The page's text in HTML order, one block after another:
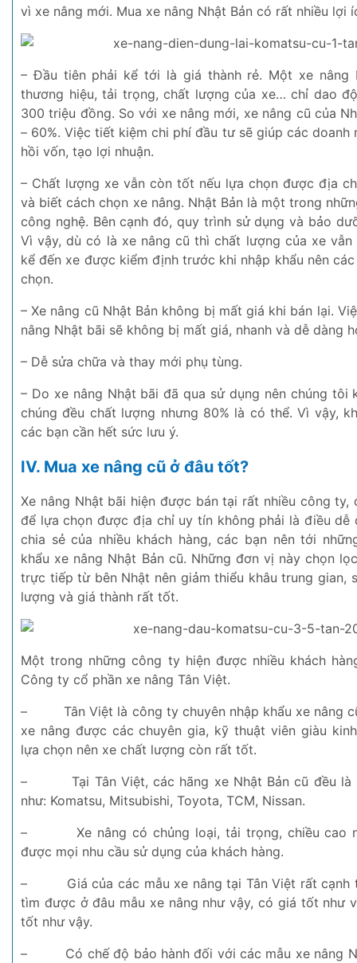
vì xe nâng mới. Mua xe nâng Nhật Bản có rất nhiều lợi
– Đầu tiên phải kể tới là giá thành rẻ. Một xe nâng
thương hiệu, tải trọng, chất lượng của xe… chỉ dao
300 triệu đồng. So với xe nâng mới, xe nâng cũ của
– 60%. Việc tiết kiệm chi phí đầu tư sẽ giúp các doanh
hồi vốn, tạo lợi nhuận.
– Chất lượng xe vẫn còn tốt nếu lựa chọn được địa
và biết cách chọn xe nâng. Nhật Bản là một trong
công nghệ. Bên cạnh đó, quy trình sử dụng và bảo
Vì vậy, dù có là xe nâng cũ thì chất lượng của xe
kể đến xe được kiểm định trước khi nhập khẩu nên
chọn.
– Xe nâng cũ Nhật Bản không bị mất giá khi bán lại.
nâng Nhật bãi sẽ không bị mất giá, nhanh và dễ dàng
– Dễ sửa chữa và thay mới phụ tùng.
– Do xe nâng Nhật bãi đã qua sử dụng nên chúng tôi
chúng đều chất lượng nhưng 80% là có thể. Vì vậy,
các bạn cần hết sức lưu ý.
IV. Mua xe nâng cũ ở đâu tốt?
Xe nâng Nhật bãi hiện được bán tại rất nhiều công ty,
để lựa chọn được địa chỉ uy tín không phải là điều dễ
chia sẻ của nhiều khách hàng, các bạn nên tới
khẩu xe nâng Nhật Bản cũ. Những đơn vị này chọn
trực tiếp từ bên Nhật nên giảm thiểu khâu trung gian,
lượng và giá thành rất tốt.
Một trong những công ty hiện được nhiều khách
Công ty cổ phần xe nâng Tân Việt.
–
Tân Việt là công ty chuyên nhập khẩu xe nâng
xe nâng được các chuyên gia, kỹ thuật viên giàu
lựa chọn nên xe chất lượng còn rất tốt.
–
Tại Tân Việt, các hãng xe Nhật Bản cũ đều
như: Komatsu, Mitsubishi, Toyota, TCM, Nissan.
–
Xe nâng có chủng loại, tải trọng, chiều cao
được mọi nhu cầu sử dụng của khách hàng.
–
Giá của các mẫu xe nâng tại Tân Việt rất cạnh
tìm được ở đâu mẫu xe nâng như vậy, có giá tốt như
tốt như vậy.
–
Có chế độ bảo hành đối với các mẫu xe nâng